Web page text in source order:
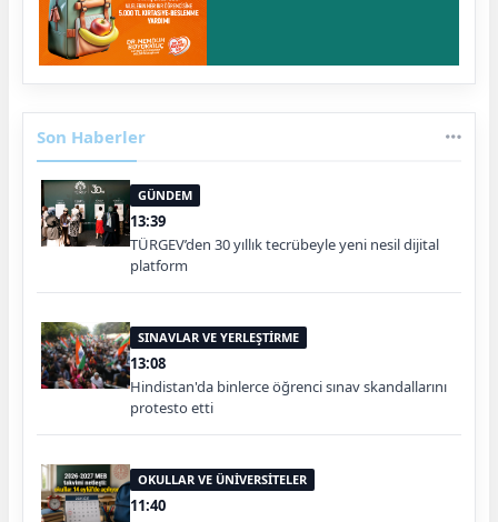
Son Haberler
GÜNDEM
13:39
TÜRGEV’den 30 yıllık tecrübeyle yeni nesil dijital
platform
SINAVLAR VE YERLEŞTİRME
13:08
Hindistan'da binlerce öğrenci sınav skandallarını
protesto etti
OKULLAR VE ÜNİVERSİTELER
11:40